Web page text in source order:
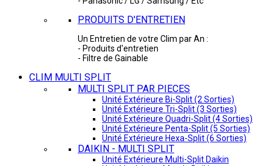
PRODUITS D'ENTRETIEN
Un Entretien de votre Clim par An :
- Produits d'entretien
- Filtre de Gainable
CLIM MULTI SPLIT
MULTI SPLIT PAR PIECES
Unité Extérieure Bi-Split (2 Sorties)
Unité Extérieure Tri-Split (3 Sorties)
Unité Extérieure Quadri-Split (4 Sorties)
Unité Extérieure Penta-Split (5 Sorties)
Unité Extérieure Hexa-Split (6 Sorties)
DAIKIN - MULTI SPLIT
Unité Extérieure Multi-Split Daikin